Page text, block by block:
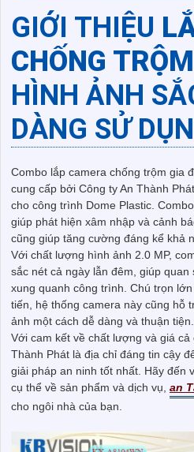
GIỚI THIỆU
CHỐNG
HÌNH ẢNH
DÀNG SỬ
Combo lắp camera chống trộm gia
cung cấp bởi Công ty An Thành
cho công trình Dome Plastic.
giúp phát hiện xâm nhập và cảnh
cũng giúp tăng cường đáng kể khả
Với chất lượng hình ảnh 2.0 MP,
sắc nét cả ngày lẫn đêm, giúp quan
xung quanh công trình. Chú trọn
tiến, hệ thống camera này cũng hỗ
ảnh một cách dễ dàng và thuận tiện.
Với cam kết về chất lượng và giá cả
Thành Phát là địa chỉ đáng tin cậy
giải pháp an ninh tốt nhất. Hãy đến
cụ thể về sản phẩm và dịch vụ, an
cho ngôi nhà của bạn.